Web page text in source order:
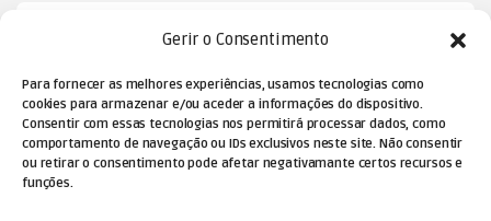
Gerir o Consentimento
Para fornecer as melhores experiências, usamos tecnologias como
cookies para armazenar e/ou aceder a informações do dispositivo.
Consentir com essas tecnologias nos permitirá processar dados, como
comportamento de navegação ou IDs exclusivos neste site. Não consentir
ou retirar o consentimento pode afetar negativamante certos recursos e
funções.